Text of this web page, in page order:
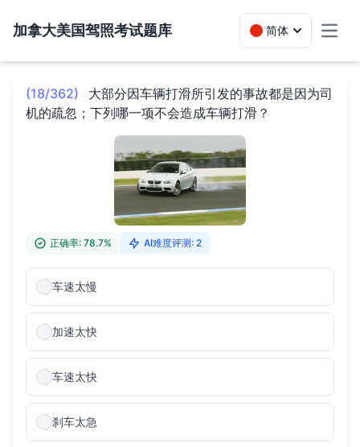
加拿大美国驾照考试题库 简体
(18/362)
大部分因车辆打滑所引发的事故都是因为司
机的疏忽；下列哪一项不会造成车辆打滑？
正确率: 78.7% AI难度评测: 2
车速太慢
加速太快
车速太快
刹车太急